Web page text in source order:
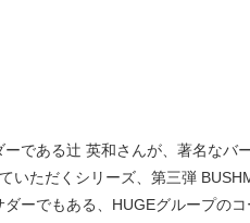
である辻 英和さんが、著名なバ
いただくシリーズ、第三弾
ーでもある、HUGEグループの